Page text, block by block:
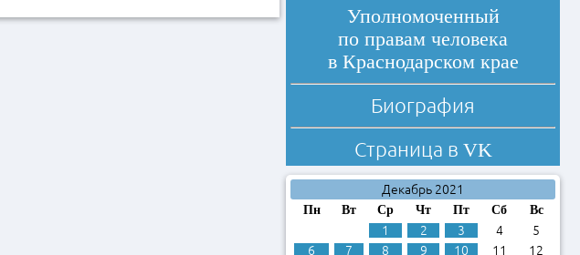
Уполномоченный
по правам человека
в Краснодарском крае
Биография
Страница в VK
Декабрь 2021
Пн Вт Ср Чт Пт Сб Вс
1 2 3 4
5
6
7 8 9 10 11 12